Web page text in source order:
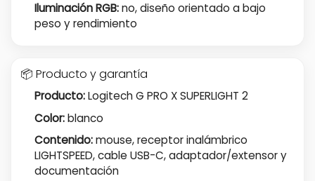
Iluminación RGB:no, diseño orientado a bajo
peso y rendimiento
📦 Producto y garantía
Producto:Logitech G PRO X SUPERLIGHT 2
Color:blanco
Contenido:mouse, receptor inalámbrico
LIGHTSPEED, cable USB-C, adaptador/extensor y
documentación